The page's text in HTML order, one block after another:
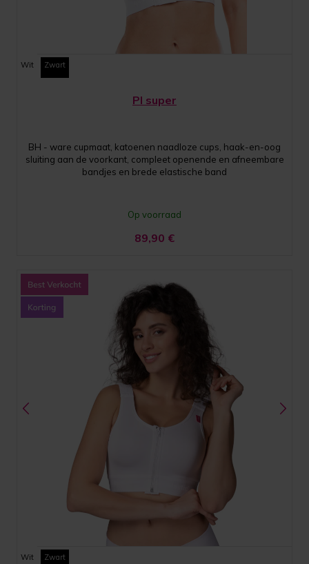
Wit Zwart
PI super
BH - ware cupmaat, katoenen naadloze cups, haak-en-oog
sluiting aan de voorkant, compleet openende en afneembare
bandjes en brede elastische band
Op voorraad
89,90 €
Wit Zwart